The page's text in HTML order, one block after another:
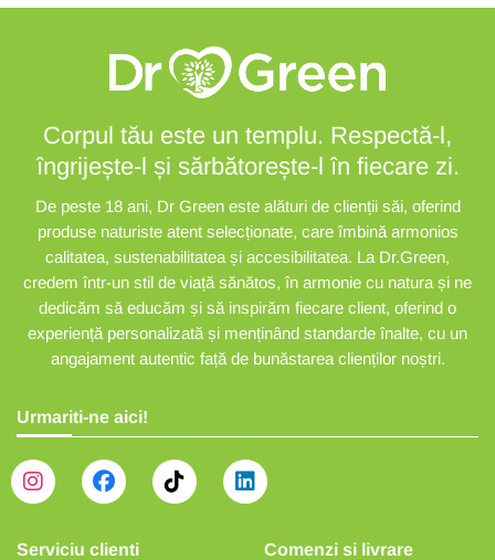
Corpul tău este un templu. Respectă-l,
îngrijește-l și sărbătorește-l în fiecare zi.
De peste 18 ani, Dr Green este alături de clienții săi, oferind
produse naturiste atent selecționate, care îmbină armonios
calitatea, sustenabilitatea și accesibilitatea. La Dr.Green,
credem într-un stil de viață sănătos, în armonie cu natura și ne
dedicăm să educăm și să inspirăm fiecare client, oferind o
experiență personalizată și menținând standarde înalte, cu un
angajament autentic față de bunăstarea clienților noștri.
Urmariti-ne aici!
Serviciu clienti Comenzi si livrare